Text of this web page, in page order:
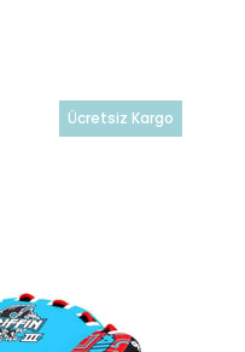
Ücretsiz Kargo